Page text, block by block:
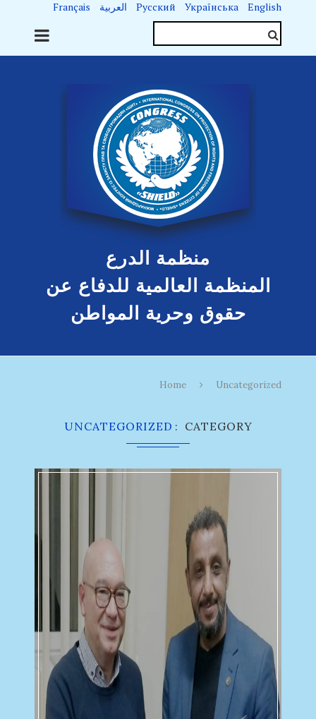
Русский Українська English العربية Français
منظمة الدرع
المنظمة العالمية للدفاع عن
حقوق وحرية المواطن
Home Uncategorized
CATEGORY
UNCATEGORIZED